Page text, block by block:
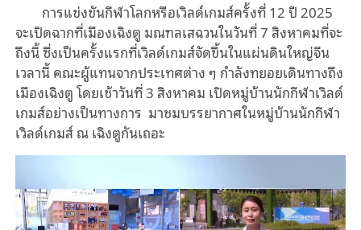
การแข่งขันกีฬาโลกหรือเวิลด์เกมส์ครั้งที่ 12 ปี 2025
จะเปิดฉากที่เมืองเฉิงตู มณฑลเสฉวนในวันที่ 7 สิงหาคมที่จะ
ถึงนี้ ซึ่งเป็นครั้งแรกที่เวิลด์เกมส์จัดขึ้นในแผ่นดินใหญ่จีน
เวลานี้ คณะผู้แทนจากประเทศต่าง ๆ กำลังทยอยเดินทางถึง
เมืองเฉิงตู โดยเช้าวันที่ 3 สิงหาคม เปิดหมู่บ้านนักกีฬาเวิลด์
เกมส์อย่างเป็นทางการ มาชมบรรยากาศในหมู่บ้านนักกีฬา
เวิลด์เกมส์ ณ เฉิงตูกันเถอะ